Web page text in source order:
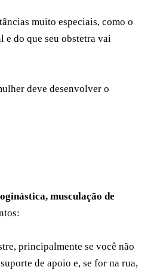
muito especiais, como o
e do que seu obstetra vai
deve desenvolver o
musculação de
principalmente se você não
de apoio e, se for na rua,